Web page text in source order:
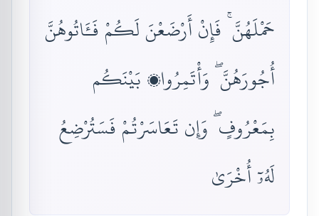
حَمْلَهُنَّ ۚ فَإِنْ أَرْضَعْنَ لَكُمْ فَـَٔاتُوهُنَّ
أُجُورَهُنَّ ۖ وَأْتَمِرُوا۟ بَيْنَكُم
بِمَعْرُوفٍ ۖ وَإِن تَعَاسَرْتُمْ فَسَتُرْضِعُ
لَهُۥٓ أُخْرَىٰ